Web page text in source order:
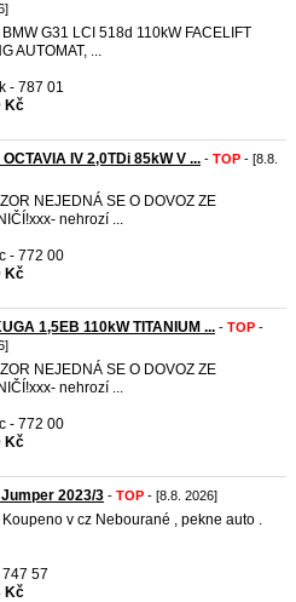
G31 LCI 518d 110kW FACELIFT
AUTOMAT, ...
- 787 01
Kč
IV 2,0TDi 85kW V ... - TOP - [8.8.
NEJEDNÁ SE O DOVOZ ZE
nehrozí ...
- 772 00
Kč
1,5EB 110kW TITANIUM ... - TOP -
NEJEDNÁ SE O DOVOZ ZE
nehrozí ...
- 772 00
Kč
2023/3 - TOP - [8.8. 2026]
Koupeno v cz Nebourané , pekne auto .
57
Kč